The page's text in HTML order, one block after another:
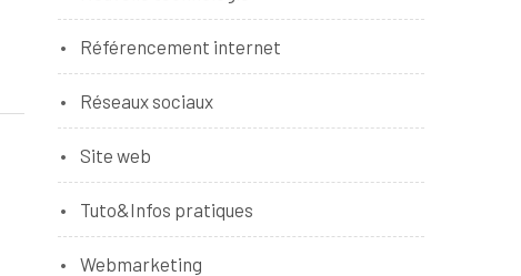
Référencement internet
Réseaux sociaux
Site web
Tuto&Infos pratiques
Webmarketing